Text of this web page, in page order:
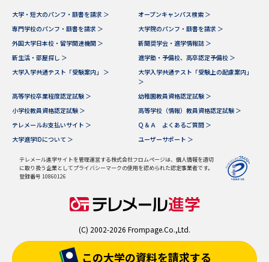
この大学の資料を請求する
大学・短大のパンフ・願書を請求 ＞
オープンキャンパス検索 ＞
専門学校のパンフ・願書を請求 ＞
大学院のパンフ・願書を請求 ＞
外国大学日本校・留学関連機関 ＞
新聞奨学会・進学情報誌 ＞
新生活・部屋探し ＞
進学塾・予備校、高卒認定予備校 ＞
大学入学共通テスト「受験案内」 ＞
大学入学共通テスト「受験上の配慮案内」
＞
高等学校卒業程度認定試験 ＞
幼稚園教員資格認定試験 ＞
小学校教員資格認定試験 ＞
高等学校（情報）教員資格認定試験 ＞
テレメールお支払いサイト ＞
Ｑ＆Ａ よくあるご質問 ＞
大学進学IDについて ＞
ユーザーサポート ＞
テレメール進学サイトを管理運営する株式会社フロムページは、個人情報を適切
に取り扱う企業としてプライバシーマークの使用を認められた認定事業者です。
登録番号 10860126
(C) 2002-2026 Frompage.Co.,Ltd.